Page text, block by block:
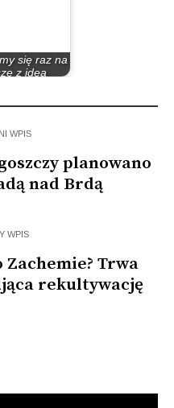
się raz na
z ideą
WPIS
planowano
nad Brdą
WPIS
Zachemie? Trwa
rekultywację